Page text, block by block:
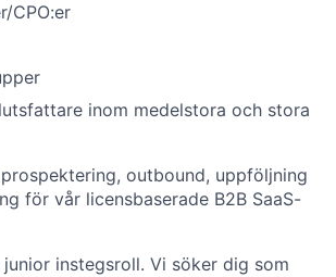
CPO:er
inom medelstora och stora
outbound, uppföljning
för vår licensbaserade B2B SaaS-
instegsroll. Vi söker dig som